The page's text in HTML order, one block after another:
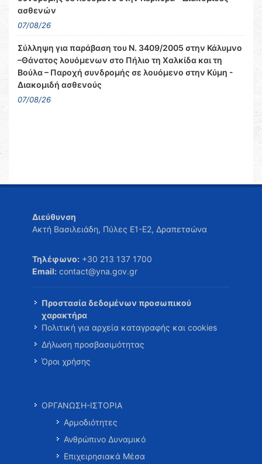
ασθενών
07/08/26
Σύλληψη για παράβαση του Ν. 3409/2005 στην Κάλυμνο
–Θάνατος λουόμενων στο Πήλιο τη Χαλκίδα και τη
Βούλα – Παροχή συνδρομής σε λουόμενο στην Κύμη -
Διακομιδή ασθενούς
07/08/26
Διεύθυνση
Ακτή Βασιλειάδη, Πύλες Ε1-Ε2, Δραπετσώνα
Τηλέφωνο: +30 213 137 1700
Email: contact@yna.gov.gr
Προστασία δεδομένων προσωπικού
χαρακτήρα
Πολιτική για αρχεία καταγραφής και cookies
Δήλωση προσβασιμότητας
Όροι χρήσης
ΟΡΓΑΝΩΣΗ-ΙΣΤΟΡΙΑ
Αρμοδιότητες
Ανθρώπινο Δυναμικό
Επιχειρησιακά Μέσα